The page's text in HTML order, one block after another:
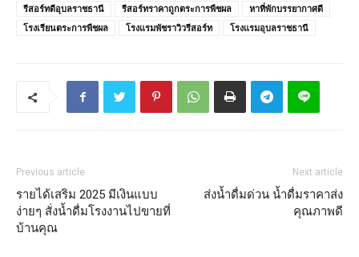
รีสอร์ทดีอุบลราชธานี
รีสอร์ทราคาถูกตระการพืชผล
หาที่พักบรรยากาศดี
โรงเรียนตระการพืชผล
โรงแรมพัชราวิวรีสอร์ท โรงแรมอุบลราชธานี
Previous article
รายได้เสริม 2025 มีเงินแบบ
ง่ายๆ สั่งน้ำดื่มโรงงานไปขายที่
บ้านคุณ
Next article
ส่งน้ำดื่มด่วน น้ำดื่มราคาส่ง
คุณภาพดี